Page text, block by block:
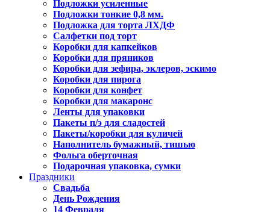
Подложки усиленные
Подложки тонкие 0,8 мм.
Подложка для торта ЛХДФ
Салфетки под торт
Коробки для капкейков
Коробки для пряников
Коробки для зефира, эклеров, эскимо
Коробки для пирога
Коробки для конфет
Коробки для макаронс
Ленты для упаковки
Пакеты п/э для сладостей
Пакеты/коробки для куличей
Наполнитель бумажный, тишью
Фольга оберточная
Подарочная упаковка, сумки
Праздники
Свадьба
День Рождения
14 Февраля